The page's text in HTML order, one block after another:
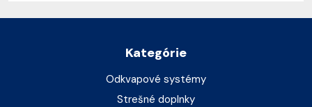
Kategórie
Odkvapové systémy
Strešné doplnky